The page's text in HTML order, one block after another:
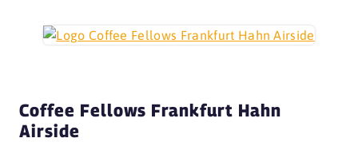
Coffee Fellows Frankfurt Hahn
Airside